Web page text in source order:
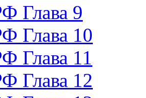
Глава 9
Глава 10
Глава 11
Глава 12